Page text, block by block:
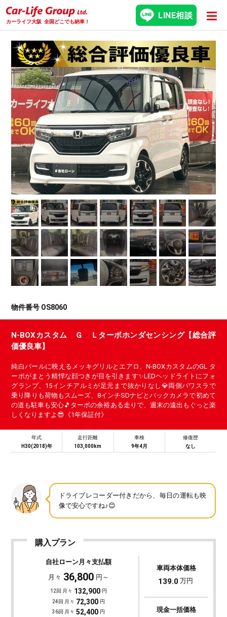
カーライフ大阪 全国どこでも納車！
LINE相談
物件番号 OS8060
N-BOXカスタム Ｇ Ｌターボホンダセンシング【総合評
価優良車】
純白パールに映えるメッキグリルとエアロ、N-BOXカスタムのGL タ
ーボがまとう精悍な顔つきが目を引きます✨LEDヘッドライトにフォ
グランプ、15インチアルミが足元まで抜かりなし💎両側パワスラで
乗り降りも荷物もスムーズ、8インチSDナビとバックカメラで初めて
の道も駐車も安心🎵ターボの余裕ある走りで、週末の遠出もぐっと楽
しくなりますよ😎《1年保証付》
年式
H30(2018)年
走行距離
103,000km
車検
9年4月
修復歴
なし
ドライブレコーダー付きだから、毎日の運転も映
像で安心ですね♪😊
購入プラン
自社ローン月々支払額
月々 36,800 円～
12回 月々 132,900 円
24回 月々 72,300 円
36回 月々 52,400 円
車両本体価格
139.0 万円
現金一括価格